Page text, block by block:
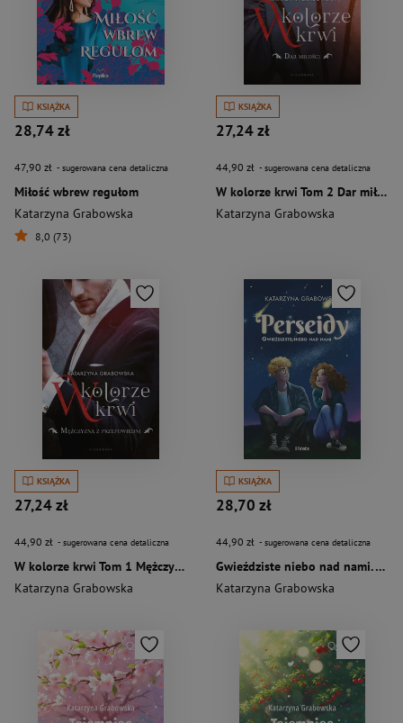
KSIĄŻKA
28,74 zł
47,90 zł - sugerowana cena detaliczna
Miłość wbrew regułom
Katarzyna Grabowska
8,0 (73)
KSIĄŻKA
27,24 zł
44,90 zł - sugerowana cena detaliczna
W kolorze krwi Tom 2 Dar miłości
Katarzyna Grabowska
KSIĄŻKA
27,24 zł
44,90 zł - sugerowana cena detaliczna
W kolorze krwi Tom 1 Mężczyzna z przepowiedni
Katarzyna Grabowska
KSIĄŻKA
28,70 zł
44,90 zł - sugerowana cena detaliczna
Gwieździste niebo nad nami. Tom 1: Perseidy Perseidy
Katarzyna Grabowska